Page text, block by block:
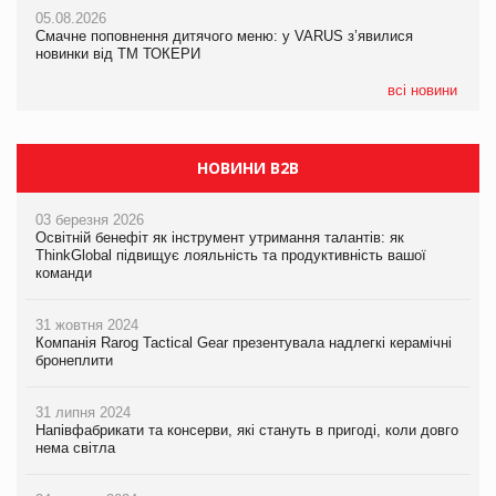
05.08.2026
Смачне поповнення дитячого меню: у VARUS з’явилися
новинки від ТМ ТОКЕРИ
всі новини
04.08.2026
Через атаку РФ у Дніпрі пошкоджено склад шоколаду
Millennium
НОВИНИ B2B
03 березня 2026
Освітній бенефіт як інструмент утримання талантів: як
ThinkGlobal підвищує лояльність та продуктивність вашої
команди
31 жовтня 2024
Компанія Rarog Tactical Gear презентувала надлегкі керамічні
бронеплити
31 липня 2024
Напівфабрикати та консерви, які стануть в пригоді, коли довго
нема світла